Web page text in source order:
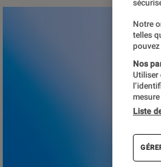
Notre
telles
Nos
Utiliser
Liste